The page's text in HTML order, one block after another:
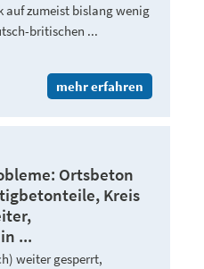
zumeist bislang wenig
britischen ...
mehr erfahren
Ortsbeton
Kreis
...
weiter gesperrt,